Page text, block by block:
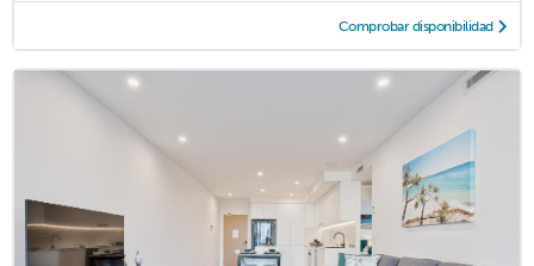
Comprobar disponibilidad